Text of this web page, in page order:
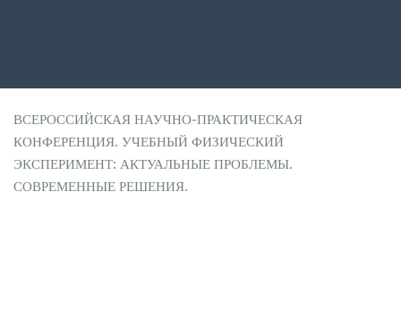
ВСЕРОССИЙСКАЯ НАУЧНО-ПРАКТИЧЕСКАЯ
КОНФЕРЕНЦИЯ. УЧЕБНЫЙ ФИЗИЧЕСКИЙ
ЭКСПЕРИМЕНТ: АКТУАЛЬНЫЕ ПРОБЛЕМЫ.
СОВРЕМЕННЫЕ РЕШЕНИЯ.